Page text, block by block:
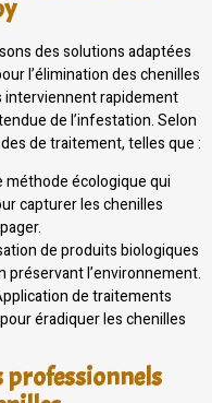
des solutions adaptées
l’élimination des chenilles
interviennent rapidement
de l’infestation. Selon
de traitement, telles que :
méthode écologique qui
capturer les chenilles
de produits biologiques
l’environnement.
de traitements
éradiquer les chenilles
professionnels